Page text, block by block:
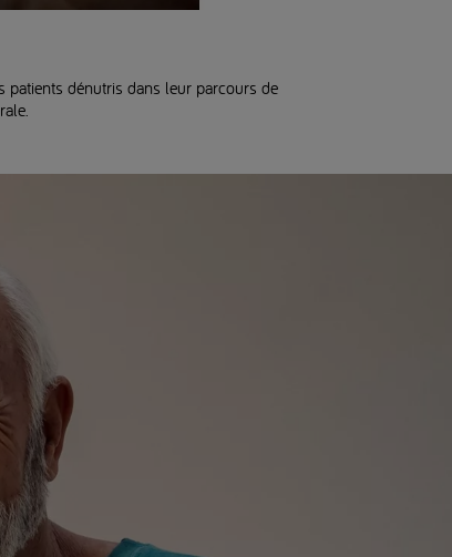
patients dénutris dans leur parcours de